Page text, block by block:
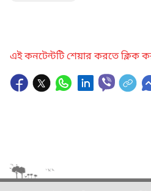
এই কনটেন্টটি শেয়ার করতে ক্লিক